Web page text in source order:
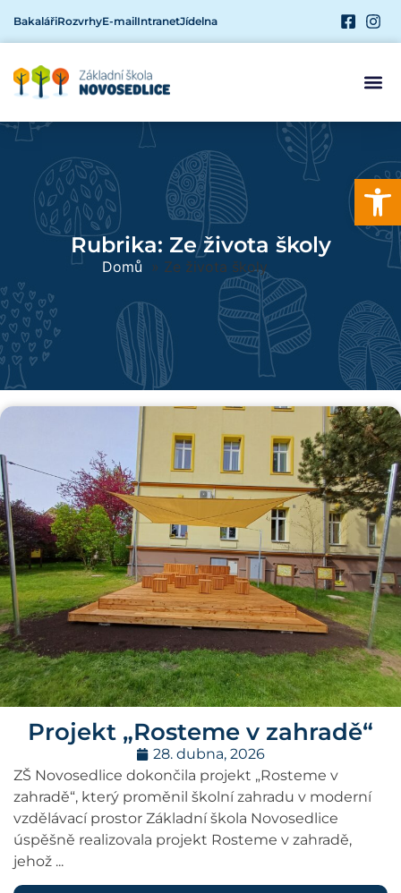
BakalářiRozvrhyE-mailIntranetJídelna
Rubrika: Ze života školy
Domů » Ze života školy
Projekt „Rosteme v zahradě“
28. dubna, 2026
ZŠ Novosedlice dokončila projekt „Rosteme v
zahradě“, který proměnil školní zahradu v moderní
vzdělávací prostor Základní škola Novosedlice
úspěšně realizovala projekt Rosteme v zahradě,
jehož ...